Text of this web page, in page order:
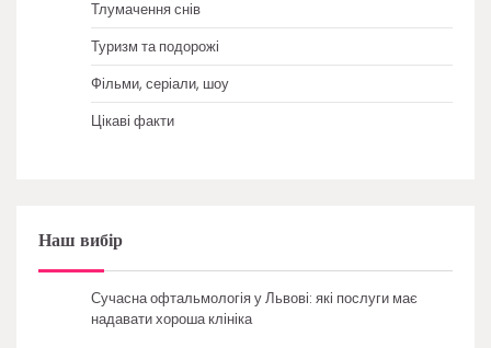
Тлумачення снів
Туризм та подорожі
Фільми, серіали, шоу
Цікаві факти
Наш вибір
Сучасна офтальмологія у Львові: які послуги має
надавати хороша клініка